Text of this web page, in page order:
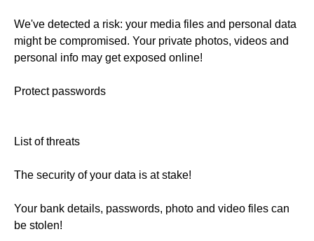
We've detected a risk: your media files and personal data
might be compromised. Your private photos, videos and
personal info may get exposed online!
Protect passwords
List of threats
The security of your data is at stake!
Your bank details, passwords, photo and video files can
be stolen!